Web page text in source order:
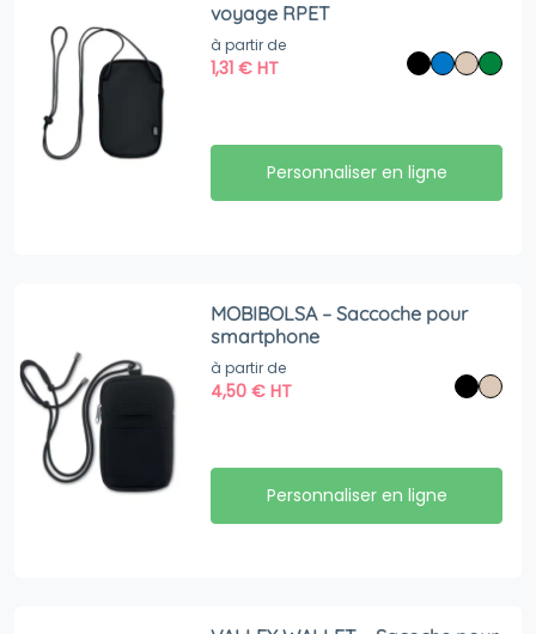
voyage RPET
à partir de
1,31€ HT
Personnaliser en ligne
MOBIBOLSA – Saccoche pour
smartphone
à partir de
4,50€ HT
Personnaliser en ligne